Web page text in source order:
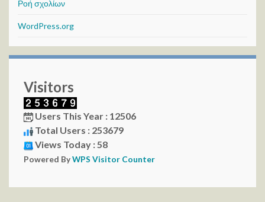
Ροή σχολίων
WordPress.org
Visitors
Users This Year : 12506
Total Users : 253679
Views Today : 58
Powered ByWPS Visitor Counter